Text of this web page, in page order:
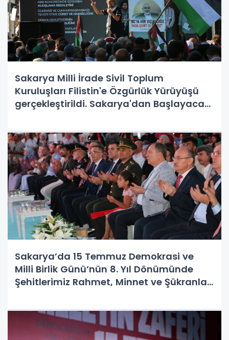
Sakarya Milli İrade Sivil Toplum
Kuruluşları Filistin'e Özgürlük Yürüyüşü
gerçekleştirildi. Sakarya'dan Başlayacak
Sakarya’da 15 Temmuz Demokrasi ve
Milli Birlik Günü’nün 8. Yıl Dönümünde
Şehitlerimiz Rahmet, Minnet ve Şükranla